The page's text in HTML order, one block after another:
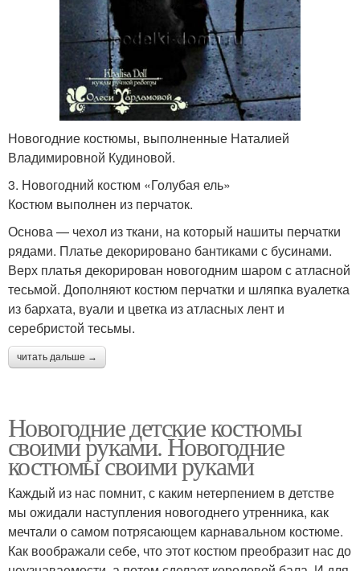
Новогодние костюмы, выполненные Наталией
Владимировной Кудиновой.
3. Новогодний костюм «Голубая ель»
Костюм выполнен из перчаток.
Основа — чехол из ткани, на который нашиты перчатки
рядами. Платье декорировано бантиками с бусинами.
Верх платья декорирован новогодним шаром с атласной
тесьмой. Дополняют костюм перчатки и шляпка вуалетка
из бархата, вуали и цветка из атласных лент и
серебристой тесьмы.
читать дальше →
Новогодние детские костюмы
своими руками. Новогодние
костюмы своими руками
Каждый из нас помнит, с каким нетерпением в детстве
мы ожидали наступления новогоднего утренника, как
мечтали о самом потрясающем карнавальном костюме.
Как воображали себе, что этот костюм преобразит нас до